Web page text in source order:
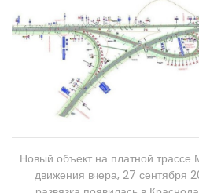
Новый объект на платной
движения вчера, 27 сентября